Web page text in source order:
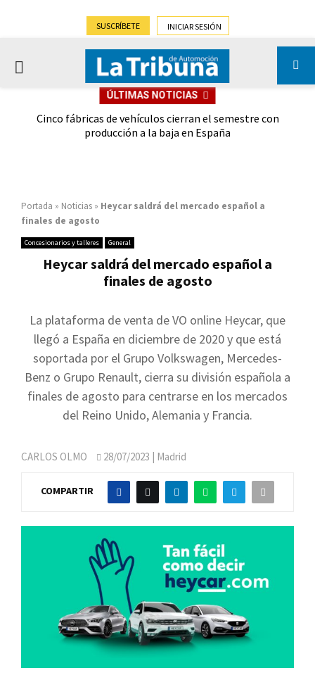
SUSCRÍBETE INICIAR SESIÓN
PRIMARY
ÚLTIMAS NOTICIAS
Cinco fábricas de vehículos cierran el semestre con
producción a la baja en España
Portada » Noticias » Heycar saldrá del mercado español a
finales de agosto
Concesionarios y talleres General
Heycar saldrá del mercado español a
finales de agosto
La plataforma de venta de VO online Heycar, que
llegó a España en diciembre de 2020 y que está
soportada por el Grupo Volkswagen, Mercedes-
Benz o Grupo Renault, cierra su división española a
finales de agosto para centrarse en los mercados
del Reino Unido, Alemania y Francia.
CARLOS OLMO 28/07/2023 | Madrid
COMPARTIR